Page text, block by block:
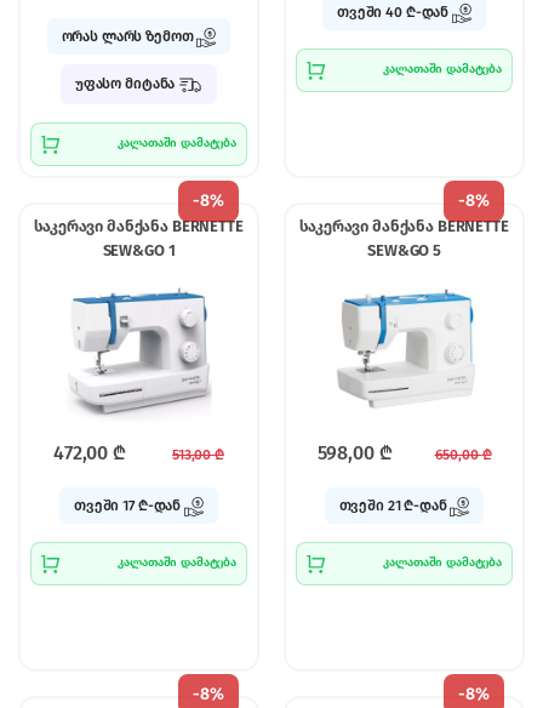
ორას ლარს ზემოთ
უფასო მიტანა
კალათაში დამატება
თვეში 40 ₾-დან
კალათაში დამატება
-8%
საკერავი მანქანა BERNETTE
SEW&GO 1
472,00₾ 513,00₾
თვეში 17 ₾-დან
კალათაში დამატება
-8%
საკერავი მანქანა BERNETTE
SEW&GO 5
598,00 ₾ 650,00₾
თვეში 21 ₾-დან
კალათაში დამატება
-8% -8%